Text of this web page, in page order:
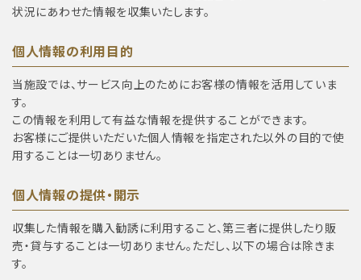
状況にあわせた情報を収集いたします。
個人情報の利用目的
当施設では、サービス向上のためにお客様の情報を活用していま
す。
この情報を利用して有益な情報を提供することができます。
お客様にご提供いただいた個人情報を指定された以外の目的で使
用することは一切ありません。
個人情報の提供・開示
収集した情報を購入勧誘に利用すること、第三者に提供したり販
売・貸与することは一切ありません。ただし、以下の場合は除きま
す。